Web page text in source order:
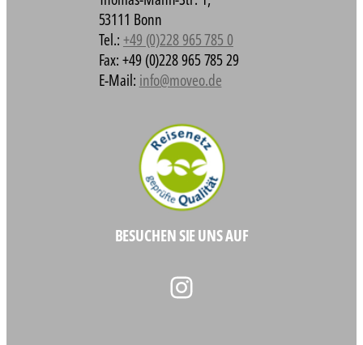
53111 Bonn
Tel.: +49 (0)228 965 785 0
Fax: +49 (0)228 965 785 29
E-Mail: info@moveo.de
BESUCHEN SIE UNS AUF
Instagram